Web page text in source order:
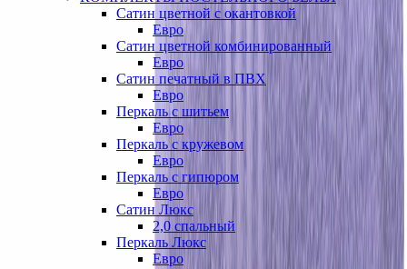
Сатин цветной с окантовкой
Евро
Сатин цветной комбинированный
Евро
Сатин печатный в ПВХ
Евро
Перкаль с шитьем
Евро
Перкаль с кружевом
Евро
Перкаль с гипюром
Евро
Сатин Люкс
2,0 спальный
Перкаль Люкс
Евро